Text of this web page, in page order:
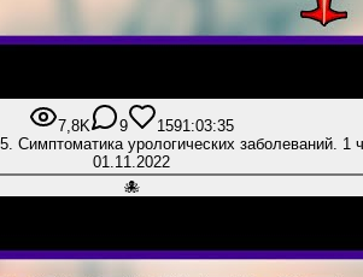
7,8K 9 1591:03:35
Симптоматика урологических заболеваний. 1
01.11.2022
🐙